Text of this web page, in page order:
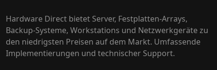
Hardware Direct bietet Server, Festplatten-Arrays,
Backup-Systeme, Workstations und Netzwerkgeräte zu
den niedrigsten Preisen auf dem Markt. Umfassende
Implementierungen und technischer Support.